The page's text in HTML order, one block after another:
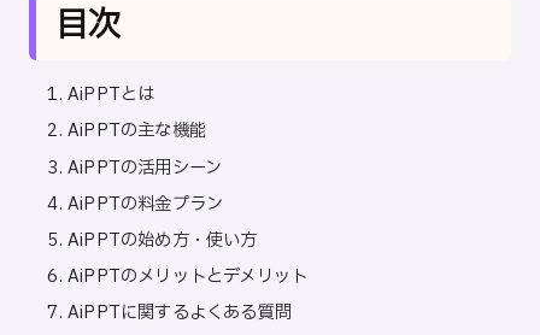
目次
AiPPTとは
AiPPTの主な機能
AiPPTの活用シーン
AiPPTの料金プラン
AiPPTの始め方・使い方
AiPPTのメリットとデメリット
AiPPTに関するよくある質問